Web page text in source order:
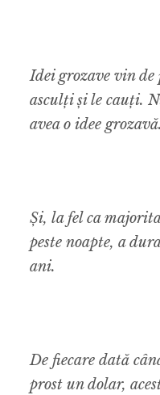
Idei grozave vin
asculți și le cauți.
avea o idee grozavă.
Și, la fel ca
peste noapte, a
ani.
De fiecare dată
prost un dolar,